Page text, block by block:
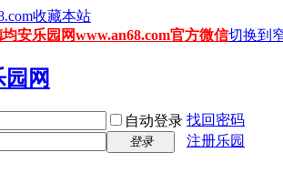
收藏本站
均安乐园网www.an68.com官方微信切换到
自动登录 找回密码
登录 注册乐园